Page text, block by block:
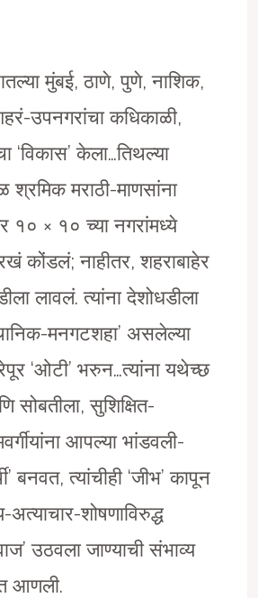
मुंबई, ठाणे, पुणे, नाशिक,
उपनगरांचा कधिकाळी,
केला…तिथल्या
श्रमिक मराठी-माणसांना
१० × १० च्या नगरांमध्ये
कोंडलं; नाहीतर, शहराबाहेर
लावलं. त्यांना देशोधडीला
मनगटशहा’ असलेल्या
‘ओटी’ भरुन…त्यांना यथेच्छ
सुशिक्षित-
आपल्या भांडवली-
बनवत, त्यांचीही ‘जीभ’ कापून
शोषणाविरुद्ध
उठवला जाण्याची संभाव्य
आणली.